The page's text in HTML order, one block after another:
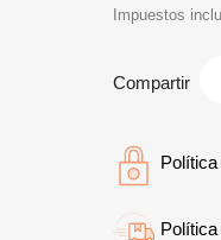
Impuestos
Compartir